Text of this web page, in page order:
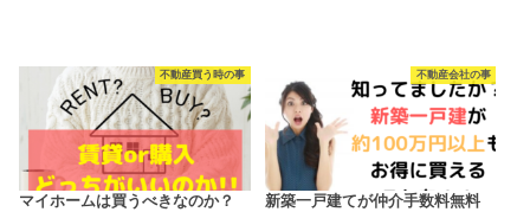
不動産買う時の事
マイホームは買うべきなのか？
不動産会社の事
新築一戸建てが仲介手数料無料